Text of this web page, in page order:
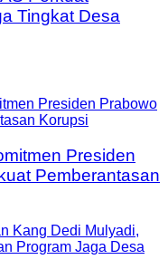
Tingkat Desa
Presiden
Pemberantasan